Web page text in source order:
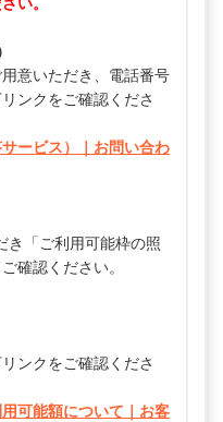
い。
意いただき、電話番号
ンクをご確認くださ
ービス）｜お問い合わ
き「ご利用可能枠の照
確認ください。
ンクをご確認くださ
可能額について｜お客